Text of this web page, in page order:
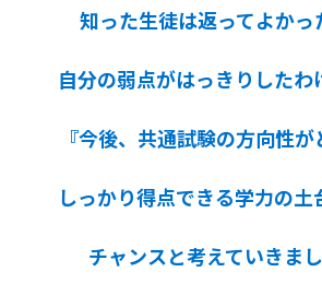
知った生徒は返ってよかっ
自分の弱点がはっきりしたわ
『今後、共通試験の方向性
しっかり得点できる学力の土
チャンスと考えていきまし